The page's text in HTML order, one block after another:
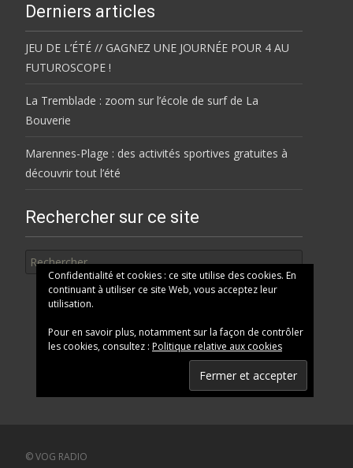
Derniers articles
JEU DE L’ÉTÉ // GAGNEZ UNE JOURNÉE POUR 4 AU
FUTUROSCOPE !
La Tremblade : zoom sur l’école de surf de La
Bouverie
Marennes-Plage : des activités sportives gratuites à
découvrir tout l’été
Rechercher sur ce site
Confidentialité et cookies : ce site utilise des cookies. En
continuant à utiliser ce site Web, vous acceptez leur
utilisation.
Pour en savoir plus, notamment sur la façon de contrôler
les cookies, consultez : Politique relative aux cookies
© VOG RADIO